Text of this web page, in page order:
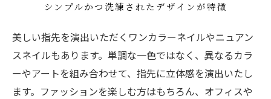
シンプルかつ洗練されたデザインが特徴
美しい指先を演出いただくワンカラーネイルやニュアン
スネイルもあります。単調な一色ではなく、異なるカラ
ーやアートを組み合わせて、指先に立体感を演出いたし
ます。ファッションを楽しむ方はもちろん、オフィスや